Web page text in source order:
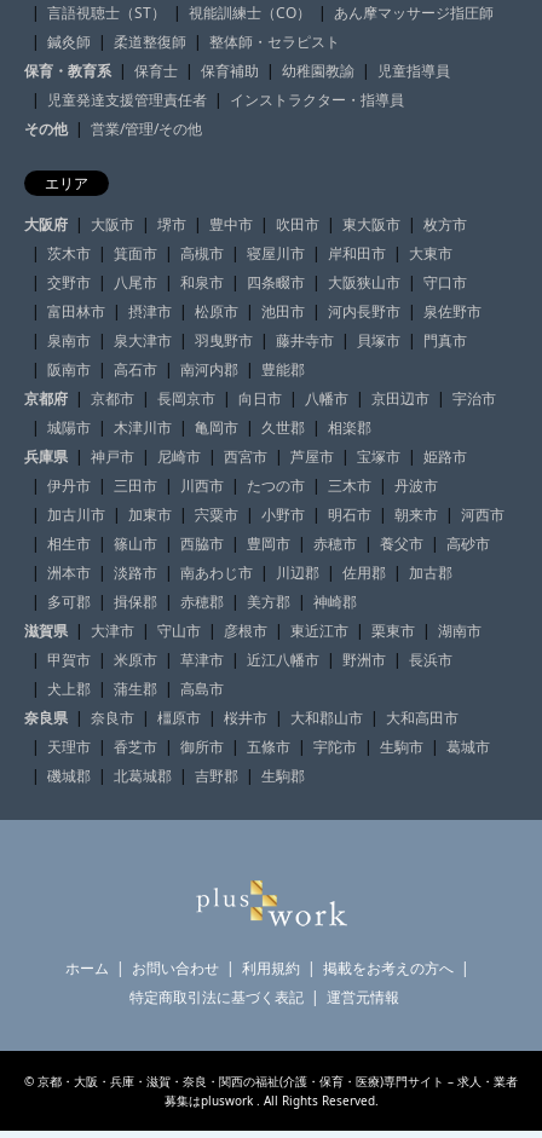
言語視聴士（ST）
視能訓練士（CO）
あん摩マッサージ指圧師
鍼灸師
柔道整復師
整体師・セラピスト
保育・教育系
保育士 保育補助 幼稚園教諭
児童指導員
児童発達支援管理責任者
インストラクター・指導員
その他
営業/管理/その他
エリア
大阪府
大阪市 堺市 豊中市 吹田市 東大阪市
枚方市
茨木市
箕面市 高槻市 寝屋川市 岸和田市
大東市
交野市
八尾市 和泉市 四条畷市 大阪狭山市
守口市
富田林市
摂津市 松原市 池田市 河内長野市
泉佐野市
泉南市
泉大津市 羽曳野市 藤井寺市 貝塚市
門真市
阪南市
高石市 南河内郡
豊能郡
京都府
京都市 長岡京市 向日市 八幡市 京田辺市
宇治市
城陽市
木津川市 亀岡市 久世郡
相楽郡
兵庫県
神戸市 尼崎市 西宮市 芦屋市 宝塚市
姫路市
伊丹市
三田市 川西市 たつの市 三木市
丹波市
加古川市
加東市 宍粟市 小野市 明石市 朝来市
河西市
相生市
篠山市 西脇市 豊岡市 赤穂市 養父市
高砂市
洲本市
淡路市 南あわじ市 川辺郡 佐用郡
加古郡
多可郡
揖保郡 赤穂郡 美方郡
神崎郡
滋賀県
大津市 守山市 彦根市 東近江市 栗東市
湖南市
甲賀市
米原市 草津市 近江八幡市 野洲市
長浜市
犬上郡
蒲生郡
高島市
奈良県
奈良市 橿原市 桜井市 大和郡山市
大和高田市
天理市
香芝市 御所市 五條市 宇陀市 生駒市
葛城市
磯城郡
北葛城郡 吉野郡 生駒郡
ホーム お問い合わせ 利用規約
掲載をお考えの方へ
特定商取引法に基づく表記
運営元情報
© 京都・大阪・兵庫・滋賀・奈良・関西の福祉(介護・保育・医療)専門サイト – 求人・業者
募集はpluswork
. All Rights Reserved.